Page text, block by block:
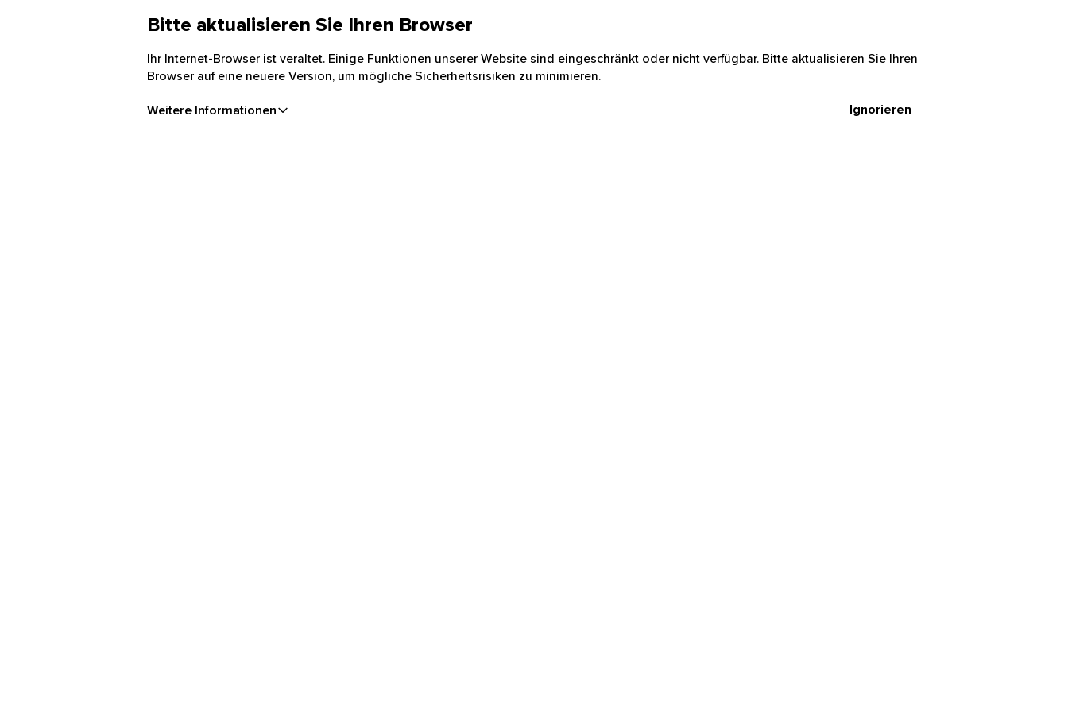
Bitte aktualisieren Sie Ihren Browser
Ihr Internet-Browser ist veraltet. Einige Funktionen unserer Website sind eingeschränkt oder nicht verfügbar. Bitte aktualisieren Sie Ihren
Browser auf eine neuere Version, um mögliche Sicherheitsrisiken zu minimieren.
Weitere Informationen Ignorieren